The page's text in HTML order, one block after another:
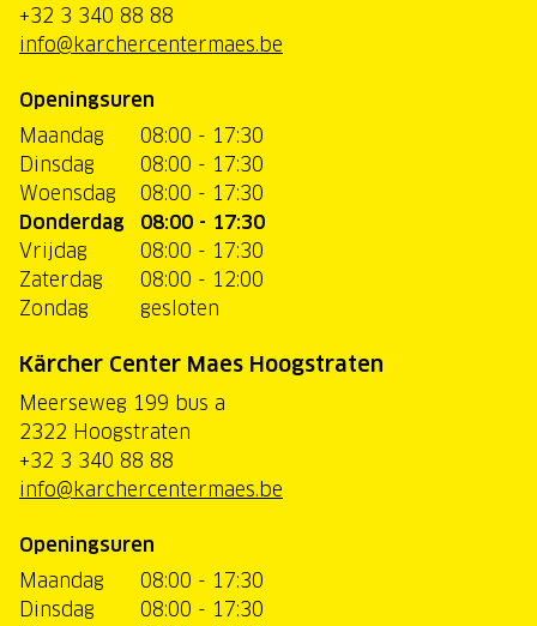
+32 3 340 88 88
info@karchercentermaes.be
Openingsuren
Maandag
08:00 - 17:30
Dinsdag
08:00 - 17:30
Woensdag
08:00 - 17:30
Donderdag
08:00 - 17:30
Vrijdag
08:00 - 17:30
Zaterdag
08:00 - 12:00
Zondag
gesloten
Kärcher Center Maes Hoogstraten
Meerseweg 199 bus a
2322 Hoogstraten
+32 3 340 88 88
info@karchercentermaes.be
Openingsuren
Maandag
08:00 - 17:30
Dinsdag
08:00 - 17:30